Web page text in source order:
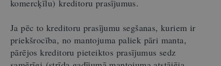
komercķīlu) kreditoru prasījumus.
Ja pēc to kreditoru prasījumu segšanas, kuriem ir
priekšrocība, no mantojuma paliek pāri manta,
pārējos kreditoru pieteiktos prasījumus sedz